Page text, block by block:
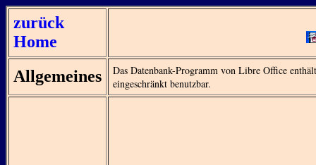
zurück
Home
Allgemeines
Das Datenbank-Programm von Libre Office
eingeschränkt benutzbar.